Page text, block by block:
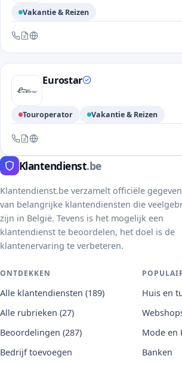
Vakantie & Reizen
Bereikbaar via telefoon, contactformulier en
Eurostar
Touroperator Vakantie & Reizen
Bereikbaar via telefoon, contactformulier en
Klantendienst.be
Klantendienst.be verzamelt officiële
van belangrijke klantendiensten die
zijn in België. Tevens is het mogelijk een
klantendienst te beoordelen, het doel is de
klantenervaring te verbeteren.
ONTDEKKEN
Alle klantendiensten (189)
Alle rubrieken (27)
Beoordelingen (287)
Bedrijf toevoegen
Huis en
Mode en
Banken